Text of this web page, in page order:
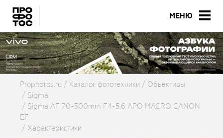
МЕНЮ
Prophotos.ru Каталог фототехники
Объективы
Sigma
Sigma AF 70-300mm F4-5.6 APO MACRO CANON
EF
Характеристики